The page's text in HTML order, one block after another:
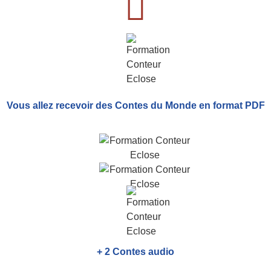
Vous allez recevoir des Contes du Monde en format PDF
+ 2 Contes audio